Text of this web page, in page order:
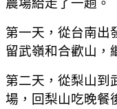
農場給走了一趟。
第一天，從台南出
留武嶺和合歡山，
第二天，從梨山到
場，回梨山吃晚餐